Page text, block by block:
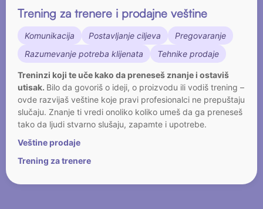
Trening za trenere i prodajne veštine
Komunikacija Postavljanje ciljeva
Pregovaranje
Razumevanje potreba klijenata
Tehnike prodaje
Treninzi koji te uče kako da preneseš znanje i ostaviš
utisak. Bilo da govoriš o ideji, o proizvodu ili vodiš trening –
ovde razvijaš veštine koje pravi profesionalci ne prepuštaju
slučaju. Znanje ti vredi onoliko koliko umeš da ga preneseš
tako da ljudi stvarno slušaju, zapamte i upotrebe.
Veštine prodaje
Trening za trenere